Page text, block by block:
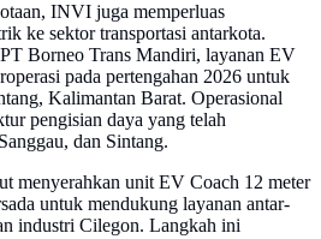
INVI juga memperluas
ke sektor transportasi antarkota.
Borneo Trans Mandiri, layanan EV
pada pertengahan 2026 untuk
Kalimantan Barat. Operasional
pengisian daya yang telah
dan Sintang.
menyerahkan unit EV Coach 12 meter
untuk mendukung layanan antar-
industri Cilegon. Langkah ini